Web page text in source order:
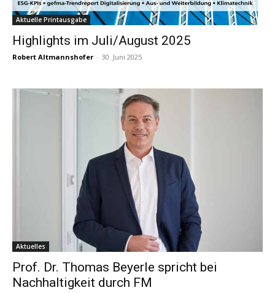
Aktuelle Printausgabe
Highlights im Juli/August 2025
Robert Altmannshofer - 30. Juni 2025
Aktuelles
Prof. Dr. Thomas Beyerle spricht bei
Nachhaltigkeit durch FM